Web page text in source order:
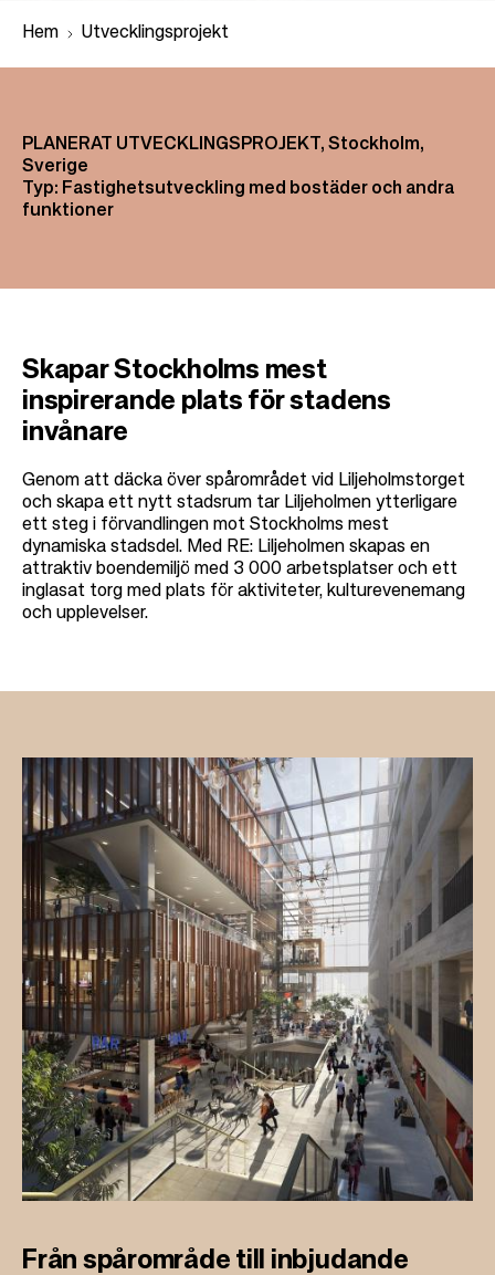
ä
n
k
Hem Utvecklingsprojekt
PLANERAT UTVECKLINGSPROJEKT, Stockholm,
Sverige
Typ: Fastighetsutveckling med bostäder och andra
funktioner
Skapar Stockholms mest
inspirerande plats för stadens
invånare
Genom att däcka över spårområdet vid Liljeholmstorget
och skapa ett nytt stadsrum tar Liljeholmen ytterligare
ett steg i förvandlingen mot Stockholms mest
dynamiska stadsdel. Med RE: Liljeholmen skapas en
attraktiv boendemiljö med 3 000 arbetsplatser och ett
inglasat torg med plats för aktiviteter, kulturevenemang
och upplevelser.
Från spårområde till inbjudande